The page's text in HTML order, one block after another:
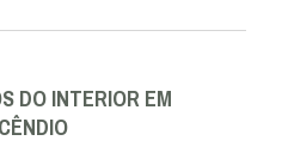
DO INTERIOR EM